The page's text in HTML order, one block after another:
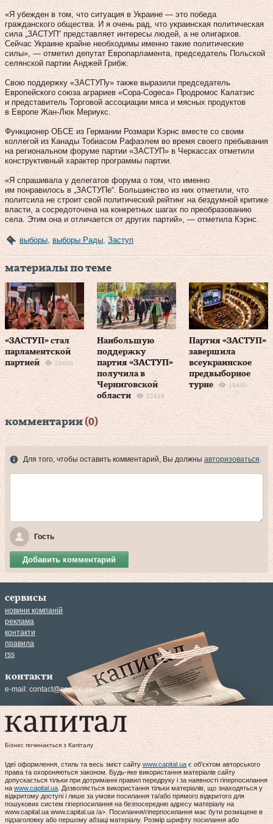
«Я убежден в том, что ситуация в Украине — это победа
гражданского общества. И я очень рад, что украинская политическая
сила „ЗАСТУП“ представляет интересы людей, а не олигархов.
Сейчас Украине крайне необходимы именно такие политические
силы», — отметил депутат Европарламента, председатель Польской
селянской партии Анджей Грибж.
Свою поддержку «ЗАСТУПу» также выразили председатель
Европейского союза аграриев «Copa-Cogeca» Продромос Калатзис
и представитель Торговой ассоциации мяса и мясных продуктов
в Европе Жан-Люк Мериукс.
Функционер ОБСЕ из Германии Розмари Кэрнс вместе со своим
коллегой из Канады Тобиасом Рафаэлем во время своего пребывания
на региональном форуме партии «ЗАСТУП» в Черкассах отметили
конструктивный характер программы партии.
«Я спрашивала у делегатов форума о том, что именно
им понравилось в „ЗАСТУПе“. Большинство из них отметили, что
политсила не строит свой политический рейтинг на бездумной критике
власти, а сосредоточена на конкретных шагах по преобразованию
села. Этим она и отличается от других партий», — отметила Кэрнс.
выборы выборы Рады Заступ
материалы по теме
«ЗАСТУП» стал
парламентской
партией
23600
Наибольшую
поддержку
партия «ЗАСТУП»
получила в
Черниговской
области
22418
Партия «ЗАСТУП»
завершила
всеукраинское
предвыборное
турне
19440
комментарии (0)
Для того, чтобы оставить комментарий, Вы должны авторизоваться.
Гость
Добавить комментарий
сервисы
новини компаній
реклама
контакти
правила
rss
контакти
e-mail: contact@capital.ua
Бізнес починається з Капіталу
Ідеї оформлення, стиль та весь зміст сайту www.capital.ua є об'єктом авторського
права та охороняються законом. Будь-яке використання матеріалів сайту
допускається тільки при дотриманні правил передруку і за наявності гіперпосилання
на www.capital.ua. Дозволяється використання тільки матеріалів, що знаходяться у
відкритому доступі і лише за умови посилання та/або прямого відкритого для
пошукових систем гіперпосилання на безпосередню адресу матеріалу на
www.capital.ua www.capital.ua /a>. Посилання/гіперпосилання має бути розміщене в
підзаголовку або першому абзаці матеріалу. Розмір шрифту посилання або